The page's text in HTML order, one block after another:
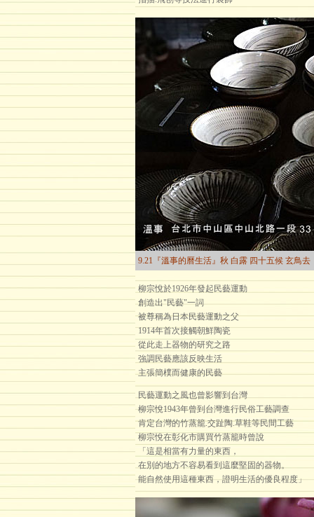
9.21『溫事的曆生活』秋 白露 四十五候 玄鳥去
柳宗悅於1926年發起民藝運動
創造出"民藝"一詞
被尊稱為日本民藝運動之父
1914年首次接觸朝鮮陶瓷
從此走上器物的研究之路
強調民藝應該反映生活
主張簡樸而健康的民藝
民藝運動之風也曾影響到台灣
柳宗悅1943年曾到台灣進行民俗工藝調查
肯定台灣的竹蒸籠.交趾陶.草鞋等民間工藝
柳宗悅在彰化市購買竹蒸籠時曾說
「這是相當有力量的東西，
在別的地方不容易看到這麼堅固的器物。
能自然使用這種東西，證明生活的優良程度」